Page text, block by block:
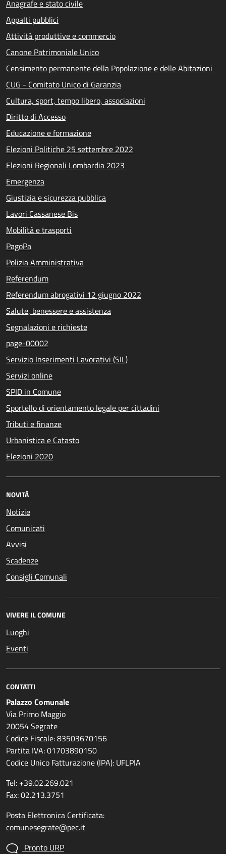
Anagrafe e stato civile
Appalti pubblici
Attività produttive e commercio
Canone Patrimoniale Unico
Censimento permanente della Popolazione e delle Abitazioni
CUG - Comitato Unico di Garanzia
Cultura, sport, tempo libero, associazioni
Diritto di Accesso
Educazione e formazione
Elezioni Politiche 25 settembre 2022
Elezioni Regionali Lombardia 2023
Emergenza
Giustizia e sicurezza pubblica
Lavori Cassanese Bis
Mobilità e trasporti
PagoPa
Polizia Amministrativa
Referendum
Referendum abrogativi 12 giugno 2022
Salute, benessere e assistenza
Segnalazioni e richieste
page-00002
Servizio Inserimenti Lavorativi (SIL)
Servizi online
SPID in Comune
Sportello di orientamento legale per cittadini
Tributi e finanze
Urbanistica e Catasto
Elezioni 2020
NOVITÀ
Notizie
Comunicati
Avvisi
Scadenze
Consigli Comunali
VIVERE IL COMUNE
Luoghi
Eventi
CONTATTI
Palazzo Comunale
Via Primo Maggio
20054 Segrate
Codice Fiscale: 83503670156
Partita IVA: 01703890150
Codice Unico Fatturazione (IPA): UFLPIA
Tel: +39.02.269.021
Fax: 02.213.3751
Posta Elettronica Certificata:
comunesegrate@pec.it
Pronto URP